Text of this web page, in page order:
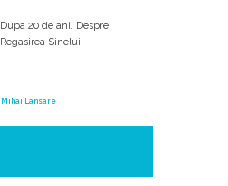
Dupa 20 de ani. Despre
Regasirea Sinelui
Mihai Lansare